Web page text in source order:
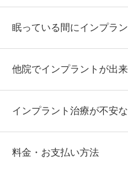
眠っている間にインプラン
他院でインプラントが出
インプラント治療が不安な
料金・お支払い方法